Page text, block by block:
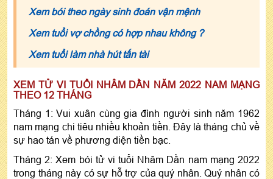
Xem bói theo ngày sinh đoán vận mệnh
Xem tuổi vợ chồng có hợp nhau không ?
Xem tuổi làm nhà hút tấn tài
XEM TỬ VI TUỔI NHÂM DẦN NĂM 2022 NAM MẠNG
THEO 12 THÁNG
Tháng 1: Vui xuân cùng gia đình người sinh năm 1962
nam mạng chi tiêu nhiều khoản tiền. Đây là tháng chủ về
sự hao tán về phương diện tiền bạc.
Tháng 2: Xem bói tử vi tuổi Nhâm Dần nam mạng 2022
trong tháng này có sự hỗ trợ của quý nhân. Quý nhân có